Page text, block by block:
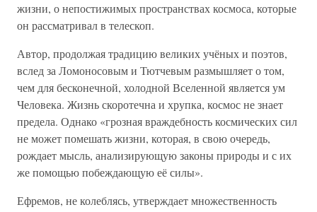
жизни, о непостижимых пространствах космоса, которые
он рассматривал в телескоп.
Автор, продолжая традицию великих учёных и поэтов,
вслед за Ломоносовым и Тютчевым размышляет о том,
чем для бесконечной, холодной Вселенной является ум
Человека. Жизнь скоротечна и хрупка, космос не знает
предела. Однако «грозная враждебность космических сил
не может помешать жизни, которая, в свою очередь,
рождает мысль, анализирующую законы природы и с их
же помощью побеждающую её силы».
Ефремов, не колеблясь, утверждает множественность